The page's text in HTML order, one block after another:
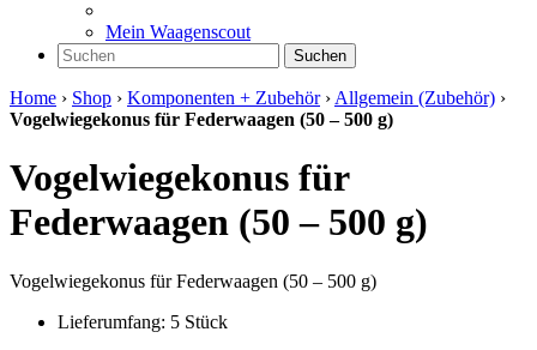
Mein Waagenscout
Suchen
Home › Shop › Komponenten + Zubehör› Allgemein (Zubehör) ›
Vogelwiegekonus für Federwaagen (50 – 500 g)
Vogelwiegekonus für
Federwaagen (50 – 500 g)
Vogelwiegekonus für Federwaagen (50 – 500 g)
Lieferumfang: 5 Stück